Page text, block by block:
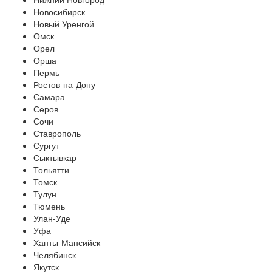
Новосибирск
Новый Уренгой
Омск
Орел
Орша
Пермь
Ростов-на-Дону
Самара
Серов
Сочи
Ставрополь
Сургут
Сыктывкар
Тольятти
Томск
Тулун
Тюмень
Улан-Уде
Уфа
Ханты-Мансийск
Челябинск
Якутск